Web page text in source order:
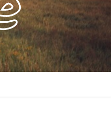
b
o
k
t
e
r r
a
o u d
o